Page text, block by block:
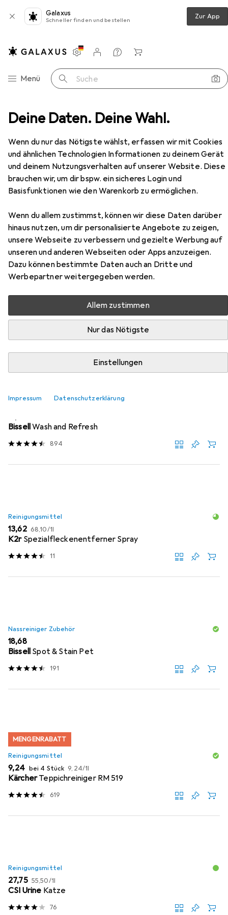
Deine Daten. Deine Wahl.
Wenn du nur das Nötigste wählst, erfassen wir mit Cookies
und ähnlichen Technologien Informationen zu deinem Gerät
und deinem Nutzungsverhalten auf unserer Website. Diese
brauchen wir, um dir bspw. ein sicheres Login und
Basisfunktionen wie den Warenkorb zu ermöglichen.
Wenn du allem zustimmst, können wir diese Daten darüber
hinaus nutzen, um dir personalisierte Angebote zu zeigen,
unsere Webseite zu verbessern und gezielte Werbung auf
unseren und anderen Webseiten oder Apps anzuzeigen.
Dazu können bestimmte Daten auch an Dritte und
Werbepartner weitergegeben werden.
Allem zustimmen
Nur das Nötigste
Einstellungen
Impressum Datenschutzerklärung
Galaxus
Schneller finden und bestellen Zur App
Navigation nach Kategorien
Menü Suche
Einstellungen
Kundenkonto
Vergleichslisten
Merklisten
Warenkorb
Teppich Snapstyle Luxus Soft Velours Teppich Shine
EUR
59,90
Snapstyle Luxus Soft Velours Teppich
Shine
Zubehör für Snapstyle Luxus Soft
Velours Teppich Shine
Hier findest du passendes Zubehör zum Produkt
Snapstyle Luxus Soft Velours Teppich Shine aus den
Kategorien Nassreiniger Zubehör und Reinigungsmittel.
Nassreiniger Zubehör Reinigungsmittel
Relevanz
Nassreiniger Zubehör
BissellWash and Refresh
894
Reinigungsmittel
EUR
13,62 EUR
68,10/1l
K2r Spezialfleckenentferner Spray
11
Nassreiniger Zubehör
EUR
18,68
Bissell Spot & Stain Pet
191
MENGENRABATT
Reinigungsmittel
EUR
9,24 bei 4 Stück EUR
9,24/1l
KärcherTeppichreiniger RM 519
619
Reinigungsmittel
EUR
27,75 EUR
55,50/1l
CSI Urine Katze
76